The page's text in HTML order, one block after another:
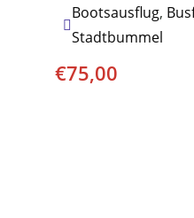
Bootsausflug,
Stadtbummel
€75,00